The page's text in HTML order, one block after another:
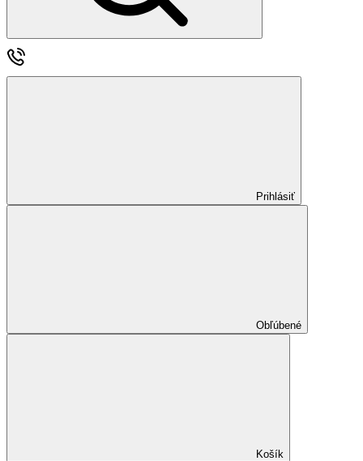
Prihlásiť
Obľúbené
Košík